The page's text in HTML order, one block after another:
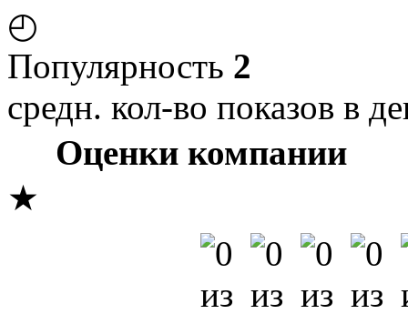
◴
Популярность 2
средн. кол-во показов в
Оценки компании
★